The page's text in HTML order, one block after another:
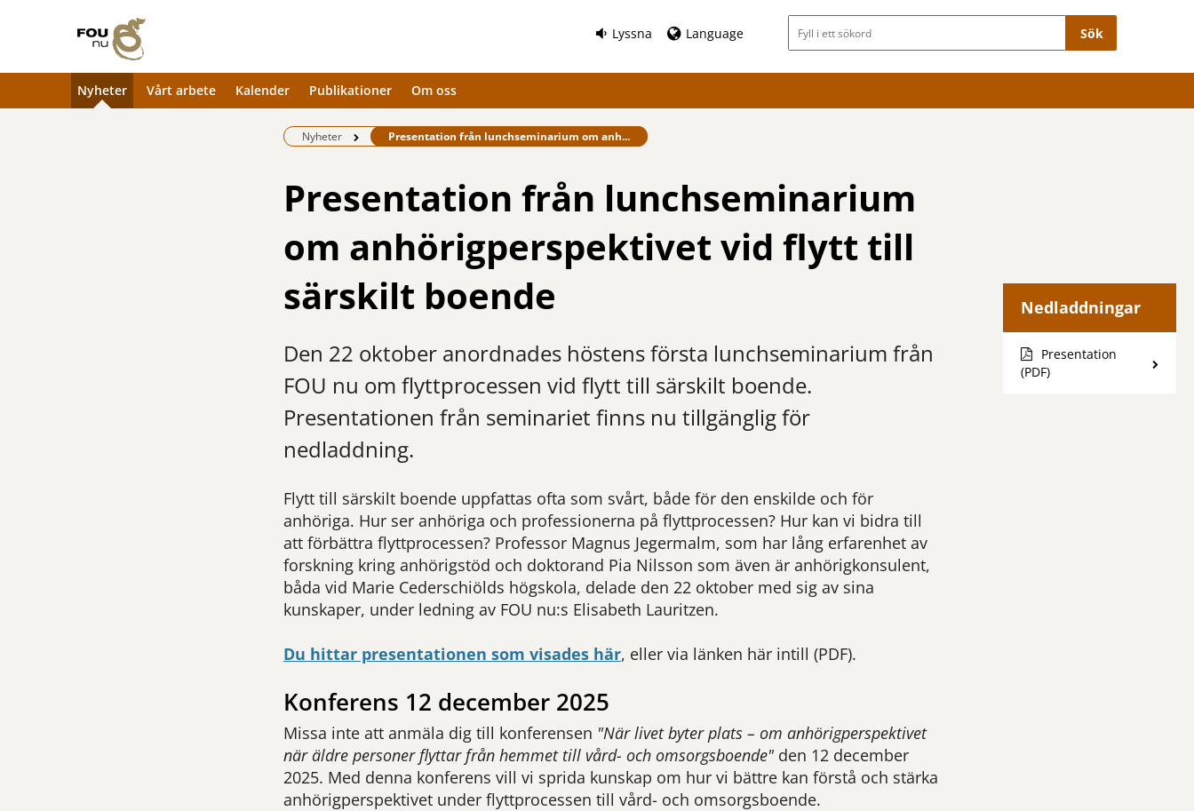
Lyssna Language Sökfält
Nyheter Vårt arbete Kalender Publikationer Om oss
Nyheter Befintlig sida:
Presentation från lunchseminarium om anh...
Presentation från lunchseminarium
om anhörigperspektivet vid flytt till
särskilt boende
Den 22 oktober anordnades höstens första lunchseminarium från
FOU nu om flyttprocessen vid flytt till särskilt boende.
Presentationen från seminariet finns nu tillgänglig för
nedladdning.
Flytt till särskilt boende uppfattas ofta som svårt, både för den enskilde och för
anhöriga. Hur ser anhöriga och professionerna på flyttprocessen? Hur kan vi bidra till
att förbättra flyttprocessen? Professor Magnus Jegermalm, som har lång erfarenhet av
forskning kring anhörigstöd och doktorand Pia Nilsson som även är anhörigkonsulent,
båda vid Marie Cederschiölds högskola, delade den 22 oktober med sig av sina
kunskaper, under ledning av FOU nu:s Elisabeth Lauritzen.
Du hittar presentationen som visades här, eller via länken här intill (PDF).
Konferens 12 december 2025
Missa inte att anmäla dig till konferensen "När livet byter plats – om anhörigperspektivet
när äldre personer flyttar från hemmet till vård- och omsorgsboende"den 12 december
2025. Med denna konferens vill vi sprida kunskap om hur vi bättre kan förstå och stärka
anhörigperspektivet under flyttprocessen till vård- och omsorgsboende.
Nedladdningar
Presentation
(PDF)